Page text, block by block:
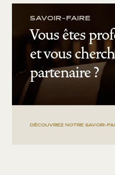
SAVOIR-FAIRE
Vous êtes
et vous
partenaire ?
DÉCOUVREZ NOTRE SAVOIR-